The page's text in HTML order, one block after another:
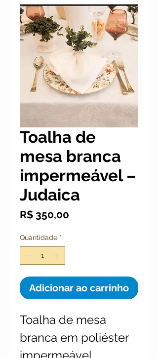
Toalha de
mesa branca
impermeável –
Judaica
R$ 350,00
Quantidade *
Adicionar ao carrinho
Toalha de mesa
branca em poliéster